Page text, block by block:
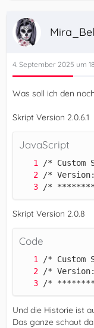
4. September 2025 um
Was soll ich den
Skript Version 2.0.6.1
JavaScript
/*
Skript Version 2.0.8
Code
/*
Und die Historie ist
Das ganze schaut